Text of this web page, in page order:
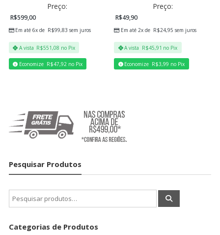
Preço:
R$599,00
Em até 6x de R$99,83 sem juros
A vista R$551,08 no Pix
Economize R$47,92no Pix
Preço:
R$49,90
Em até 2x de R$24,95 sem juros
A vista R$45,91 no Pix
Economize R$3,99 no Pix
Pesquisar Produtos
Pesquisar
por:
Categorias de Produtos